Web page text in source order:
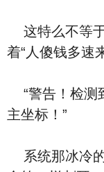
这特么不等
着“人傻钱多速
“警告！检测
主坐标！”
系统那冰冷